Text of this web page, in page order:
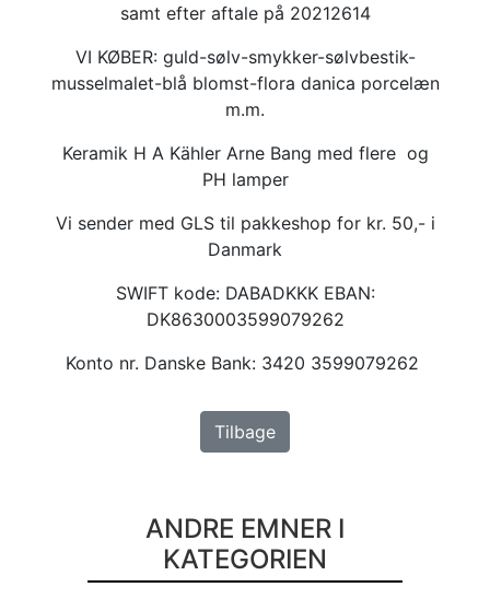
samt efter aftale på 20212614
VI KØBER: guld-sølv-smykker-sølvbestik-
musselmalet-blå blomst-flora danica porcelæn
m.m.
Keramik H A Kähler Arne Bang med flere og
PH lamper
Vi sender med GLS til pakkeshop for kr. 50,- i
Danmark
SWIFT kode: DABADKKK EBAN:
DK8630003599079262
Konto nr. Danske Bank: 3420 3599079262
Tilbage
ANDRE EMNER I
KATEGORIEN